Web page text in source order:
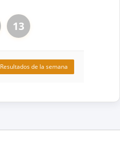
13
Resultados de la semana